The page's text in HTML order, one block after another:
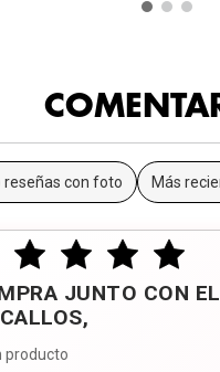
reseñas con foto Más
JUNTO CON
producto